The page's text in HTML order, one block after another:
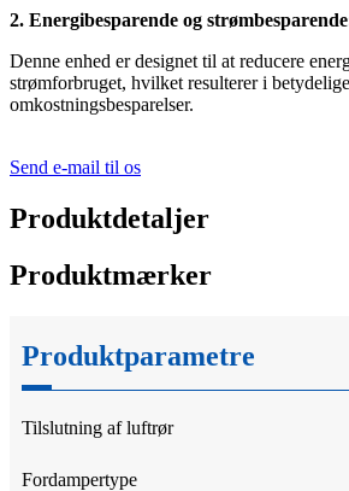
2. Energibesparende og
Denne enhed er designet til at reducere
strømforbruget, hvilket resulterer i betydelige
omkostningsbesparelser.
Send e-mail til os
Produktdetaljer
Produktmærker
Produktparametre
Tilslutning af luftrør
Fordampertype